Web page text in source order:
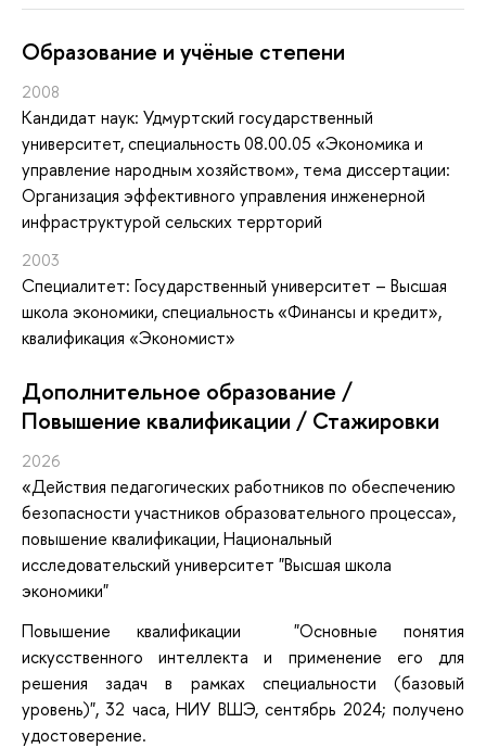
Oбразование и учёные степени
2008
Кандидат наук: Удмуртский государственный
университет, специальность 08.00.05 «Экономика и
управление народным хозяйством», тема диссертации:
Организация эффективного управления инженерной
инфраструктурой сельских террторий
2003
Специалитет: Государственный университет – Высшая
школа экономики, специальность «Финансы и кредит»,
квалификация «Экономист»
Дополнительное образование /
Повышение квалификации / Стажировки
2026
«Действия педагогических работников по обеспечению
безопасности участников образовательного процесса»,
повышение квалификации, Национальный
исследовательский университет "Высшая школа
экономики"
Повышение квалификации "Основные понятия
искусственного интеллекта и применение его для
решения задач в рамках специальности (базовый
уровень)", 32 часа, НИУ ВШЭ, сентябрь 2024; получено
удостоверение.